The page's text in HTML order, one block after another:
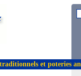
et poteries